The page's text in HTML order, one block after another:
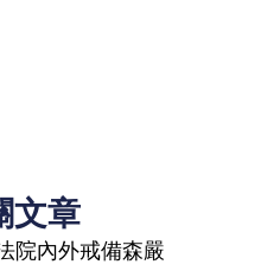
文章
院內外戒備森嚴